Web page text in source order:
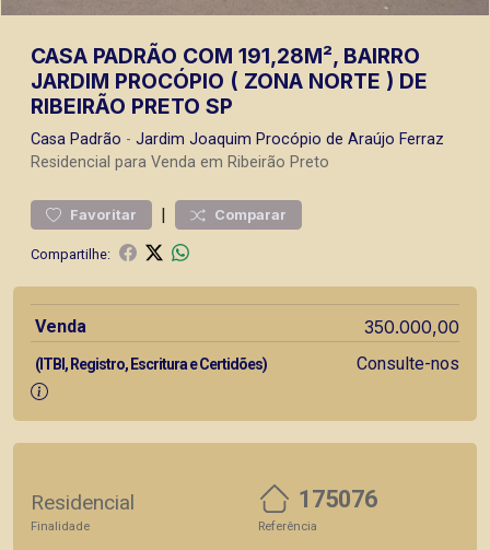
CASA PADRÃO COM 191,28M², BAIRRO
JARDIM PROCÓPIO ( ZONA NORTE ) DE
RIBEIRÃO PRETO SP
Casa Padrão - Jardim Joaquim Procópio de Araújo Ferraz
Residencial para Venda em Ribeirão Preto
Favoritar | Comparar
Compartilhe:
Venda 350.000,00
(ITBI, Registro, Escritura e Certidões) Consulte-nos
Residencial
Finalidade
175076
Referência